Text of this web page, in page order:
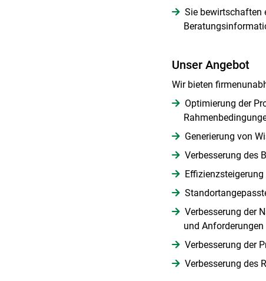
Sie bewirtschaften
Unser Angebot
Wir bieten
Optimierung der
Generierung von
Verbesserung des
Verbesserung der
und Anforderungen
Verbesserung der
Verbesserung des